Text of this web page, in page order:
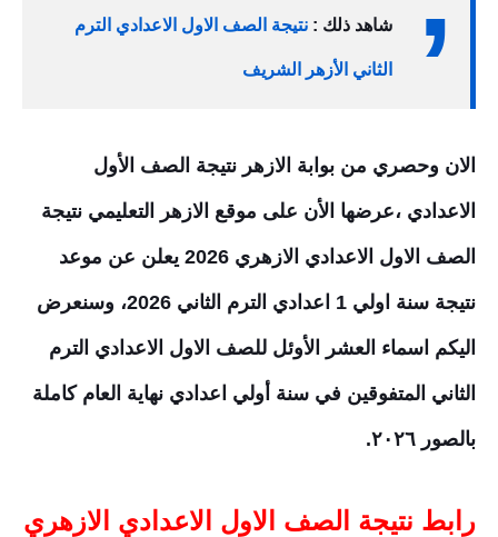
شاهد ذلك : نتيجة الصف الاول الاعدادي الترم
الثاني الأزهر الشريف
الان وحصري من بوابة الازهر نتيجة الصف الأول
الاعدادي ،عرضها الأن على موقع الازهر التعليمي نتيجة
الصف الاول الاعدادي الازهري 2026 يعلن عن موعد
نتيجة سنة اولي 1 اعدادي الترم الثاني 2026، وسنعرض
اليكم اسماء العشر الأوئل للصف الاول الاعدادي الترم
الثاني المتفوقين في سنة أولي اعدادي نهاية العام كاملة
بالصور ٢٠٢٦.
رابط نتيجة الصف الاول الاعدادي الازهري